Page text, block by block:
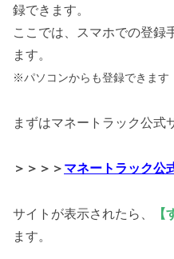
録できます。
ここでは、スマホでの登録
ます。
※パソコンからも登録できます
まずはマネートラック公式
＞＞＞＞ マネートラック公
サイトが表示されたら、 【
ます。